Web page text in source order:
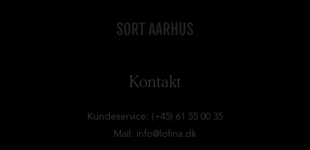
Kontakt
Kundeservice: (+45) 61 55 00 35
Mail: info@lofina.dk